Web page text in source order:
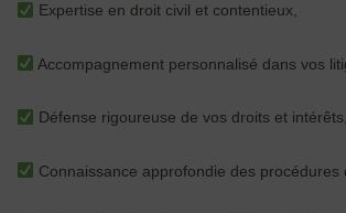
Expertise en droit civil et contentieux,
Accompagnement personnalisé dans vos
Défense rigoureuse de vos droits et intérêts,
Connaissance approfondie des procédures